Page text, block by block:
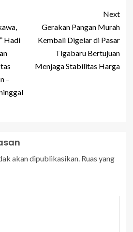
Hadi
–
Next
Gerakan Pangan Murah
Kembali Digelar di Pasar
Tigabaru Bertujuan
Menjaga Stabilitas Harga
akan dipublikasikan. Ruas yang